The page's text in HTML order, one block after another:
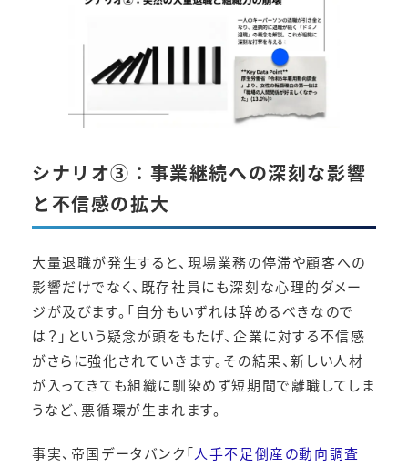
シナリオ③： 事業継続への深刻な影響
と不信感の拡大
大量退職が発生すると、現場業務の停滞や顧客への
影響だけでなく、既存社員にも深刻な心理的ダメー
ジが及びます。「自分もいずれは辞めるべきなので
は？」という疑念が頭をもたげ、企業に対する不信感
がさらに強化されていきます。その結果、新しい人材
が入ってきても組織に馴染めず短期間で離職してしま
うなど、悪循環が生まれます。
事実、帝国データバンク「人手不足倒産の動向調査